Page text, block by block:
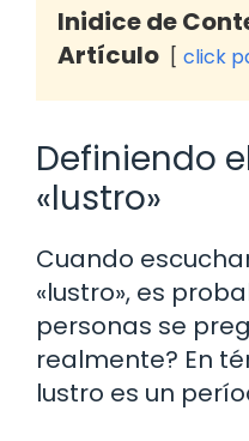
Inidice de
Artículo
click
Definiendo
«lustro»
Cuando
«lustro», es
personas se
realmente? En
lustro es un